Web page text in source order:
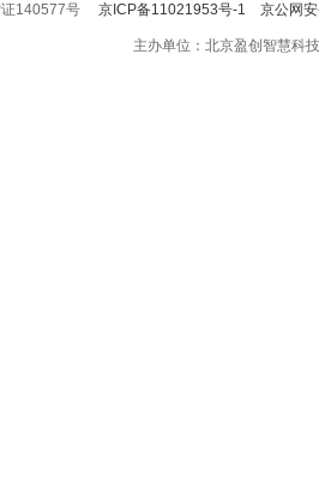
证140577号 京ICP备11021953号-1 京公网
主办单位：北京盈创智慧科